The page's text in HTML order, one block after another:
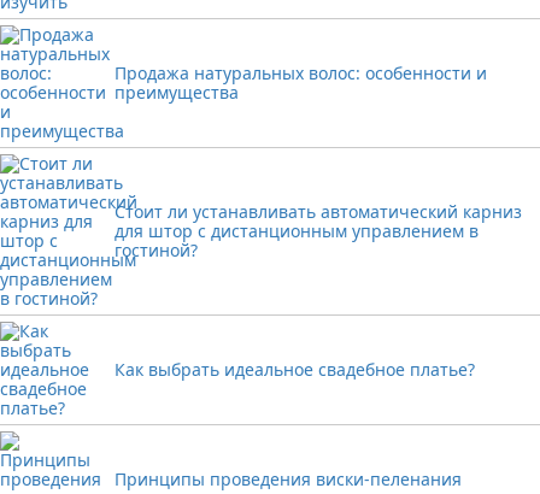
Продажа натуральных волос: особенности и
преимущества
Стоит ли устанавливать автоматический карниз
для штор с дистанционным управлением в
гостиной?
Как выбрать идеальное свадебное платье?
Принципы проведения виски-пеленания